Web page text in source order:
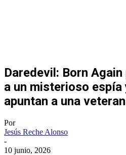
Daredevil: Born
a un misterioso
apuntan a una
Por
Jesús Reche Alonso
-
10 junio, 2026